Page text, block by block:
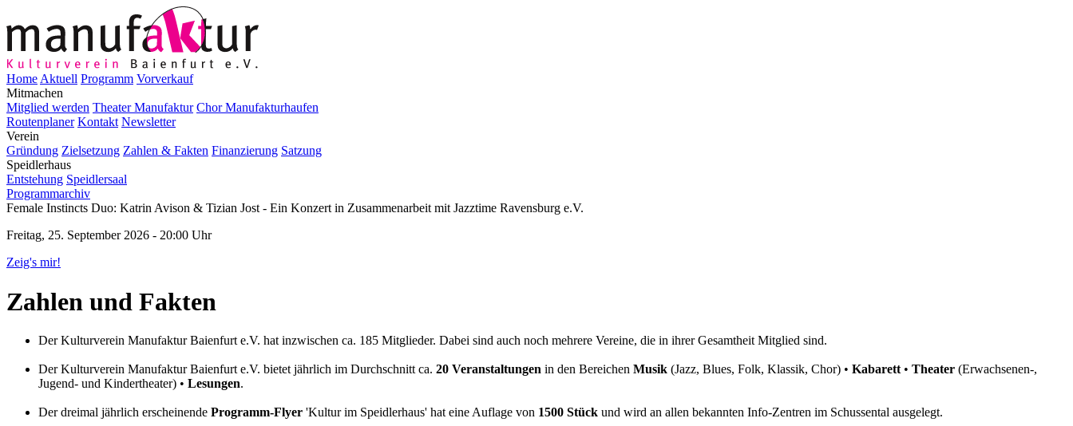
Home Aktuell Programm Vorverkauf
Mitmachen
Mitglied werden Theater Manufaktur Chor Manufakturhaufen
Routenplaner Kontakt Newsletter
Verein
Gründung Zielsetzung Zahlen & Fakten Finanzierung Satzung
Speidlerhaus
Entstehung Speidlersaal
Programmarchiv
Female Instincts Duo: Katrin Avison & Tizian Jost - Ein Konzert in Zusammenarbeit mit Jazztime Ravensburg e.V.
Freitag, 25. September 2026 - 20:00 Uhr
Zeig's mir!
Zahlen und Fakten
Der Kulturverein Manufaktur Baienfurt e.V. hat inzwischen ca. 185 Mitglieder. Dabei sind auch noch mehrere Vereine, die in ihrer Gesamtheit Mitglied sind.
Der Kulturverein Manufaktur Baienfurt e.V. bietet jährlich im Durchschnitt ca. 20 Veranstaltungen in den Bereichen Musik (Jazz, Blues, Folk, Klassik, Chor) • Kabarett • Theater (Erwachsenen-,
Jugend- und Kindertheater) • Lesungen.
Der dreimal jährlich erscheinende Programm-Flyer 'Kultur im Speidlerhaus' hat eine Auflage von 1500 Stück und wird an allen bekannten Info-Zentren im Schussental ausgelegt.